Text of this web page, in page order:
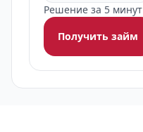
Решение за 5 минут
Получить займ